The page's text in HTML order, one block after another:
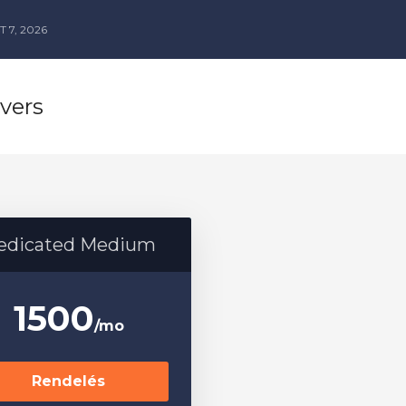
7, 2026
Medium
1500/mo
Rendelés